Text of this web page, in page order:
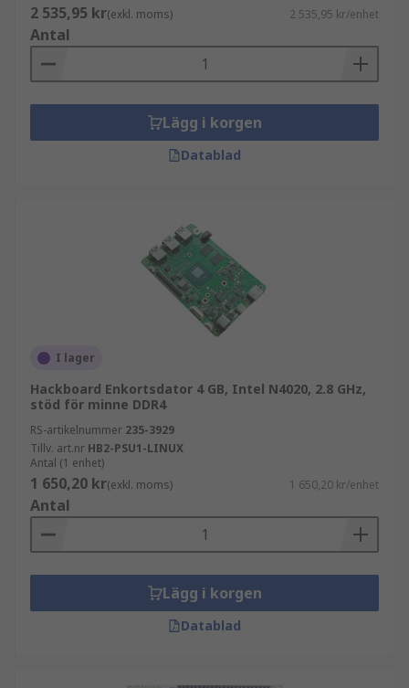
2 535,95 kr(exkl. moms) 2 535,95 kr/enhet
Antal
Lägg i korgen
Datablad
I lager
Hackboard Enkortsdator 4 GB, Intel N4020, 2.8 GHz,
stöd för minne DDR4
RS-artikelnummer 235-3929
Tillv. art.nr HB2-PSU1-LINUX
Antal (1 enhet)
1 650,20 kr(exkl. moms) 1 650,20 kr/enhet
Antal
Lägg i korgen
Datablad